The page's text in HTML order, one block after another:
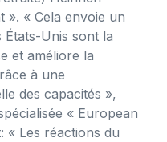
». « Cela envoie un
États-Unis sont la
et améliore la
à une
des capacités »,
« European
« Les réactions du